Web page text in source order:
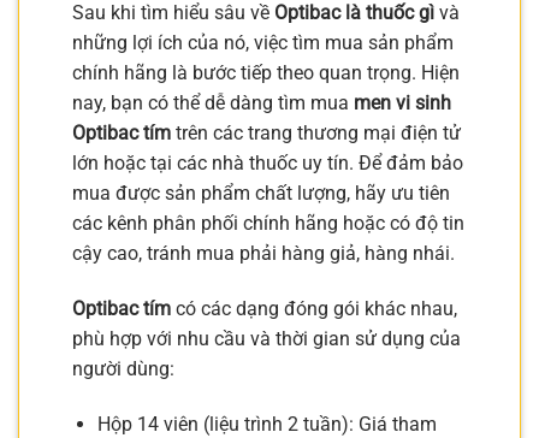
Sau khi tìm hiểu sâu về Optibac là thuốc gì và
những lợi ích của nó, việc tìm mua sản phẩm
chính hãng là bước tiếp theo quan trọng. Hiện
nay, bạn có thể dễ dàng tìm mua men vi sinh
Optibac tím trên các trang thương mại điện tử
lớn hoặc tại các nhà thuốc uy tín. Để đảm bảo
mua được sản phẩm chất lượng, hãy ưu tiên
các kênh phân phối chính hãng hoặc có độ tin
cậy cao, tránh mua phải hàng giả, hàng nhái.
Optibac tím có các dạng đóng gói khác nhau,
phù hợp với nhu cầu và thời gian sử dụng của
người dùng:
Hộp 14 viên (liệu trình 2 tuần): Giá tham